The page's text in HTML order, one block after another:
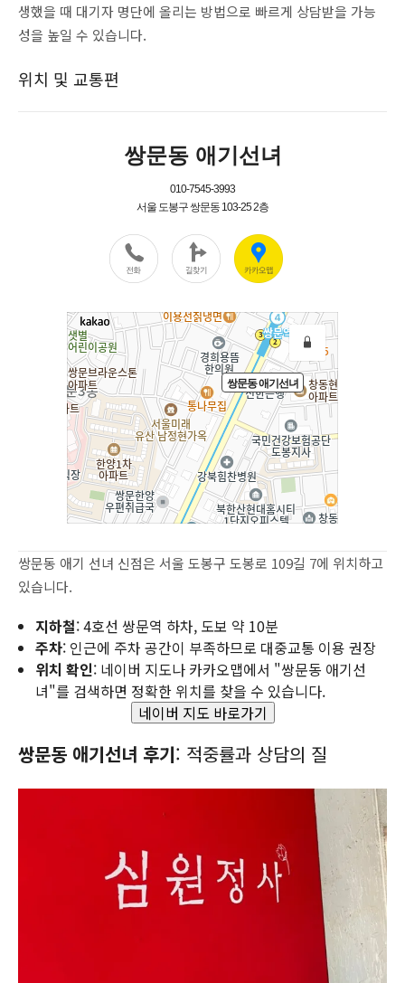
생했을 때 대기자 명단에 올리는 방법으로 빠르게 상담받을 가능
성을 높일 수 있습니다.
위치 및 교통편
쌍문동 애기 선녀 신점은 서울 도봉구 도봉로 109길 7에 위치하고
있습니다.
지하철: 4호선 쌍문역 하차, 도보 약 10분
주차: 인근에 주차 공간이 부족하므로 대중교통 이용 권장
위치 확인: 네이버 지도나 카카오맵에서 "쌍문동 애기선
녀"를 검색하면 정확한 위치를 찾을 수 있습니다.
네이버 지도 바로가기
쌍문동 애기선녀 후기: 적중률과 상담의 질